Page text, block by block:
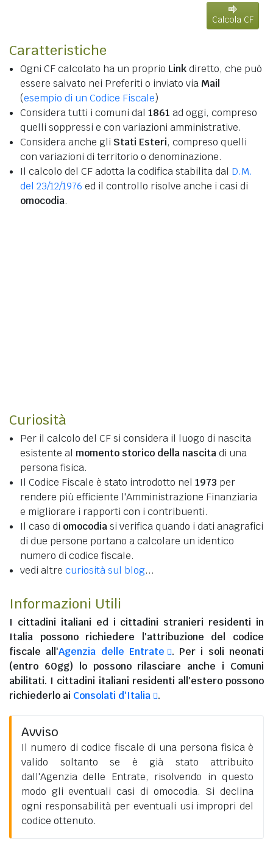
Calcola CF
Caratteristiche
Ogni CF calcolato ha un proprio Linkdiretto, che può
essere salvato nei Preferiti o inviato via Mail
(esempio di un Codice Fiscale)
Considera tutti i comuni dal 1861 ad oggi, compreso
quelli soppressi e con variazioni amministrative.
Considera anche gli Stati Esteri, compreso quelli
con variazioni di territorio o denominazione.
Il calcolo del CF adotta la codifica stabilita dal D.M.
del 23/12/1976 ed il controllo risolve anche i casi di
omocodia.
Curiosità
Per il calcolo del CF si considera il luogo di nascita
esistente al momento storico della nascitadi una
persona fisica.
Il Codice Fiscale è stato introdotto nel 1973 per
rendere più efficiente l'Amministrazione Finanziaria
e migliorare i rapporti con i contribuenti.
Il caso di omocodiasi verifica quando i dati anagrafici
di due persone portano a calcolare un identico
numero di codice fiscale.
vedi altre curiosità sul blog...
Informazioni Utili
I cittadini italiani ed i cittadini stranieri residenti in
Italia possono richiedere l'attribuzione del codice
fiscale all'Agenzia delle Entrate
. Per i soli neonati
(entro 60gg) lo possono rilasciare anche i Comuni
abilitati. I cittadini italiani residenti all'esteropossono
richiederlo ai Consolati d'Italia .
Avviso
Il numero di codice fiscale di una persona fisica è
valido soltanto se è già stato attribuito
dall'Agenzia delle Entrate, risolvendo in questo
modo gli eventuali casi di omocodia. Si declina
ogni responsabilità per eventuali usi impropri del
codice ottenuto.